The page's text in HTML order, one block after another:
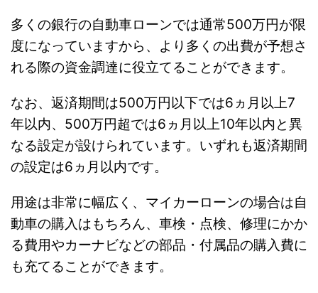
多くの銀行の自動車ローンでは通常500万円が限
度になっていますから、より多くの出費が予想さ
れる際の資金調達に役立てることができます。
なお、返済期間は500万円以下では6ヵ月以上7
年以内、500万円超では6ヵ月以上10年以内と異
なる設定が設けられています。いずれも返済期間
の設定は6ヵ月以内です。
用途は非常に幅広く、マイカーローンの場合は自
動車の購入はもちろん、車検・点検、修理にかか
る費用やカーナビなどの部品・付属品の購入費に
も充てることができます。